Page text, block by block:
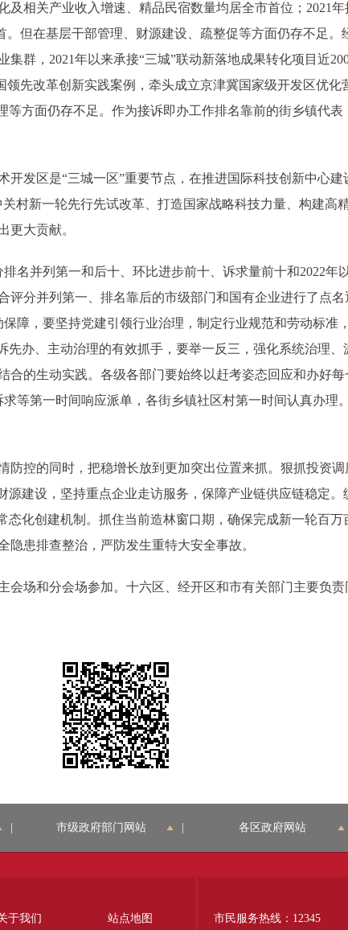
相关产业收入增速、精品民宿数量均居全市首位；2021
。但在基层干部管理、财源建设、疏整促等方面仍存不足
群，2021年以来承接“三城”联动新落地成果转化项目近
先改革创新实践案例，牵头成立京津冀国家级开发区优化
等方面仍存不足。作为接诉即办工作排名靠前的街乡镇代
发区是“三城一区”重要节点，在推进国际科技创新中心建
村新一轮先行先试改革、打造国家战略科技力量、构建高
更大贡献。
并列第一和后十、环比进步前十、诉求量前十和2022年
评分并列第一、排名靠后的市级部门和国有企业进行了点
障，要坚持党建引领行业治理，制定行业规范和劳动标准
先办、主动治理的有效抓手，要举一反三，强化系统治理
的生动实践。各级各部门要始终以赶考姿态回应和办好每
等第一时间响应派单，各街乡镇社区村第一时间认真办理
控的同时，把稳增长放到更加突出位置来抓。狠抓投资调
源建设，坚持重点企业走访服务，保障产业链供应链稳定
态化创建机制。抓住当前造林窗口期，确保完成新一轮百
患排查整治，严防发生重特大安全事故。
场和分会场参加。十六区、经开区和市有关部门主要负责
市级政府部门网站 各区政府网站
于我们 站点地图 市民服务热线：12345